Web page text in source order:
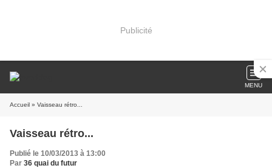
Publicité
MENU
Accueil » Vaisseau rétro...
Vaisseau rétro...
Publié le 10/03/2013 à 13:00
Par 36 quai du futur